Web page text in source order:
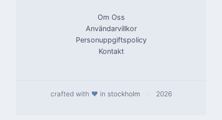
Om Oss
Användarvillkor
Personuppgiftspolicy
Kontakt
crafted with ♥ in stockholm 2026